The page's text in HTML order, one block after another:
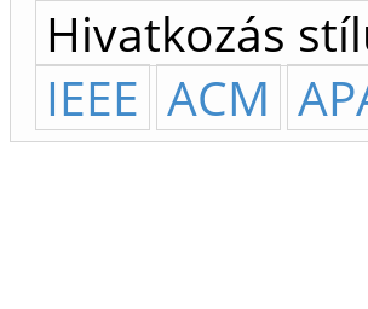
Hivatkozás
IEEE ACM